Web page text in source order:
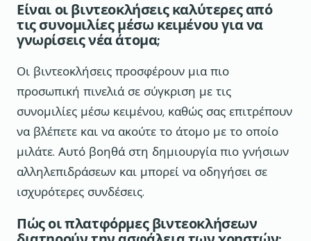
Είναι οι βιντεοκλήσεις καλύτερες από
τις συνομιλίες μέσω κειμένου για να
γνωρίσεις νέα άτομα;
Οι βιντεοκλήσεις προσφέρουν μια πιο
προσωπική πινελιά σε σύγκριση με τις
συνομιλίες μέσω κειμένου, καθώς σας επιτρέπουν
να βλέπετε και να ακούτε το άτομο με το οποίο
μιλάτε. Αυτό βοηθά στη δημιουργία πιο γνήσιων
αλληλεπιδράσεων και μπορεί να οδηγήσει σε
ισχυρότερες συνδέσεις.
Πώς οι πλατφόρμες βιντεοκλήσεων